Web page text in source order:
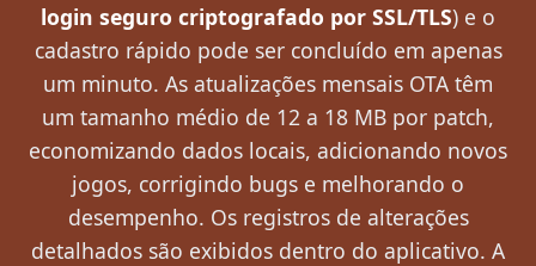
login seguro criptografado por SSL/TLS) e o
cadastro rápido pode ser concluído em apenas
um minuto. As atualizações mensais OTA têm
um tamanho médio de 12 a 18 MB por patch,
economizando dados locais, adicionando novos
jogos, corrigindo bugs e melhorando o
desempenho. Os registros de alterações
detalhados são exibidos dentro do aplicativo. A